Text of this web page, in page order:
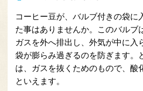
コーヒー豆が、バルブ付きの袋に
た事はありませんか。このバルブ
ガスを外へ排出し、外気が中に入
袋が膨らみ過ぎるのを防ぎます。
は、ガスを抜くためのもので、酸
といえます。